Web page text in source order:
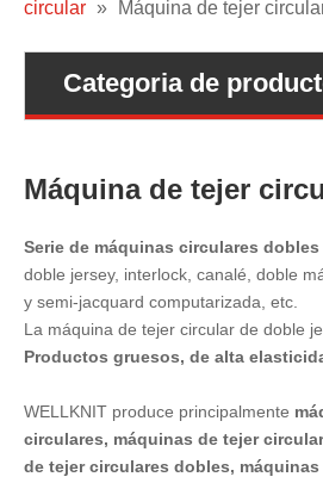
circular » Máquina de tejer
Categoria de
Máquina de tejer
Serie de máquinas circulares dobles
doble jersey, interlock, canalé, doble
y semi-jacquard computarizada, etc.
La máquina de tejer circular de doble
Productos gruesos, de alta
WELLKNIT produce principalmente
circulares, máquinas de tejer
de tejer circulares dobles,